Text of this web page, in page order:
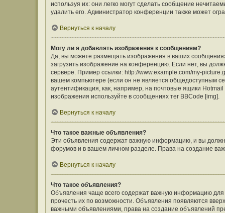
используя их: они легко могут сделать сообщение
удалить его. Администратор конференции также может
Вернуться к началу
Могу ли я добавлять изображения к сообщениям?
Да, вы можете размещать изображения в ваших
загрузить изображение на конференцию. Если нет, вы
сервере. Пример ссылки: http://www.example.com/my-
вашем компьютере (если он не является общедоступным
аутентификация, как, например, на почтовые ящики
изображения используйте в сообщениях тег BBCode [img].
Вернуться к началу
Что такое важные объявления?
Эти объявления содержат важную информацию, и вы
форумов и в вашем личном разделе. Права на создание
Вернуться к началу
Что такое объявления?
Объявления чаще всего содержат важную информацию
прочесть их по возможности. Объявления появляются
важными объявлениями, права на создание объявлений